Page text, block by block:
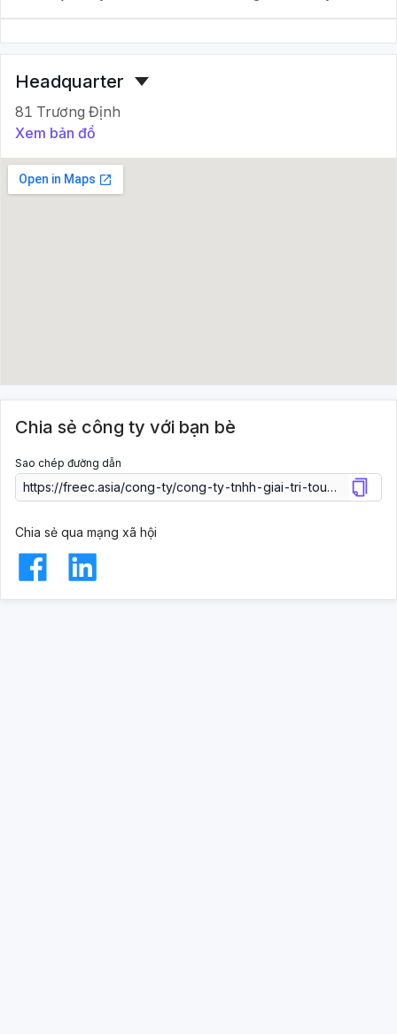
Headquarter
81 Trương Định
Xem bản đồ
Chia sẻ công ty với bạn bè
Sao chép đường dẫn
Chia sẻ qua mạng xã hội